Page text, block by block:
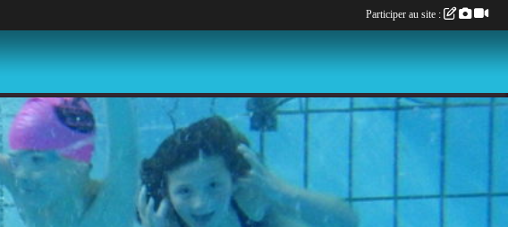
Participer au site :